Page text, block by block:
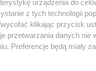
urządzenia do
z tych technologii
klikając przycisk
przetwarzania danych nie
Preferencje będą miały